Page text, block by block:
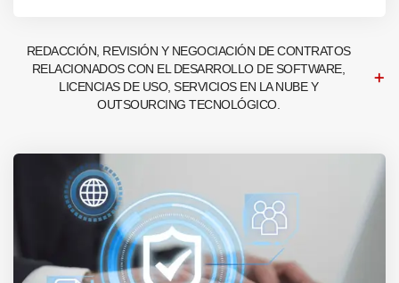
REDACCIÓN, REVISIÓN Y NEGOCIACIÓN DE CONTRATOS
RELACIONADOS CON EL DESARROLLO DE SOFTWARE,
LICENCIAS DE USO, SERVICIOS EN LA NUBE Y
OUTSOURCING TECNOLÓGICO.